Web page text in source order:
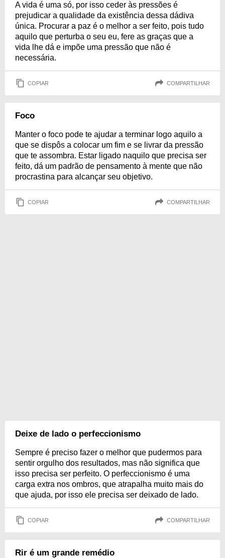
A vida é uma só, por isso ceder às pressões é
prejudicar a qualidade da existência dessa dádiva
única. Procurar a paz é o melhor a ser feito, pois tudo
aquilo que perturba o seu eu, fere as graças que a
vida lhe dá e impõe uma pressão que não é
necessária.
COPIAR COMPARTILHAR
Foco
Manter o foco pode te ajudar a terminar logo aquilo a
que se dispôs a colocar um fim e se livrar da pressão
que te assombra. Estar ligado naquilo que precisa ser
feito, dá um padrão de pensamento à mente que não
procrastina para alcançar seu objetivo.
COPIAR COMPARTILHAR
Deixe de lado o perfeccionismo
Sempre é preciso fazer o melhor que pudermos para
sentir orgulho dos resultados, mas não significa que
isso precisa ser perfeito. O perfeccionismo é uma
carga extra nos ombros, que atrapalha muito mais do
que ajuda, por isso ele precisa ser deixado de lado.
COPIAR COMPARTILHAR
Rir é um grande remédio